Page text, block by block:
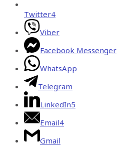
Twitter4
Viber
Facebook Messenger
WhatsApp
Telegram
LinkedIn5
Email4
Gmail